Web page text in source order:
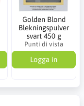
Golden Blond
Blekningspulver
svart 450 g
Punti di vista
Logga in